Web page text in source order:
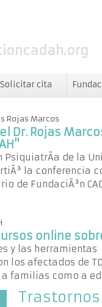
Solicitar cita
Dr. Rojas
PsiquiatrÃ­a de la
la conferencia
de FundaciÃ³n
online
y las herramientas
los afectados de
familias como a